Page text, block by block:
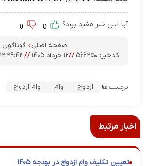
آیا این خبر مفید بود؟
صفحه اصلی
گوناگون
کدخبر: ۵۶۶۲۵۰ //۱۲ خرداد ۱۴۰۵ // ۱۲:۲۹:۴۲
برچسب ها: ازدواج وام وام ازدواج
اخبار مرتبط
تعیین تکلیف وام ازدواج در بودجه ۱۴۰۵